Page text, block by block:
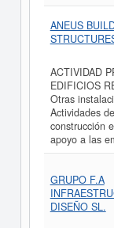
ANEUS
ACTIVIDAD
EDIFICIOS
Otras
Actividades
construcción
apoyo a las
GRUPO F.A
DISEÑO SL.